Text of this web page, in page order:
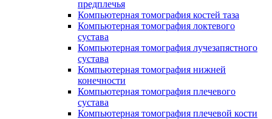
предплечья
Компьютерная томография костей таза
Компьютерная томография локтевого
сустава
Компьютерная томография лучезапястного
сустава
Компьютерная томография нижней
конечности
Компьютерная томография плечевого
сустава
Компьютерная томография плечевой кости